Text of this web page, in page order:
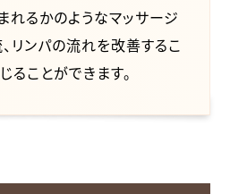
れるかのようなマッサージ
リンパの流れを改善するこ
ることができます。